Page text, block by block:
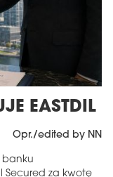
EASTDIL
Opr./edited by NN
banku
Secured za kwotę